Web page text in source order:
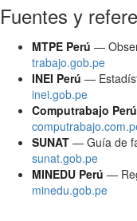
Fuentes y
MTPE Perú —
trabajo.gob.pe
INEI Perú —
inei.gob.pe
Computrabajo Perú
SUNAT — Guía de
sunat.gob.pe
MINEDU Perú —
minedu.gob.pe